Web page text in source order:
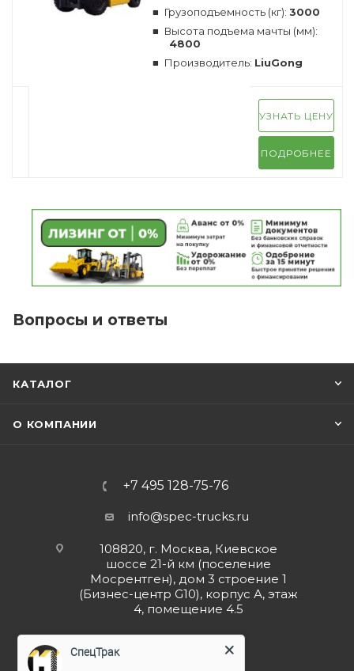
Грузоподъемность (кг): 3000
Высота подъема мачты (мм):
4800
Производитель: LiuGong
УЗНАТЬ ЦЕНУ
ПОДРОБНЕЕ
Вопросы и ответы
КАТАЛОГ
О КОМПАНИИ
+7 495 128-75-76
info@spec-trucks.ru
108820, г. Москва, Киевское
шоссе 21-й км (поселение
Мосрентген), дом 3 строение 1
(Бизнес-центр G10), корпус А, этаж
4, помещение 4.5
Заказать звонок
СпецТрак